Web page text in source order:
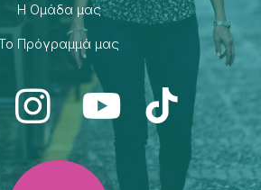
H Ομάδα μας
Πρόγραμμά μας